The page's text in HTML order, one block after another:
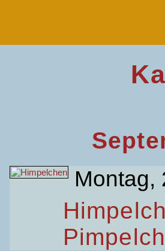
Montag,